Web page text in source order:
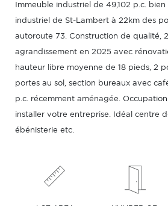
Immeuble industriel de 49,102 p.c.
industriel de St-Lambert à 22km des
autoroute 73. Construction de qualité,
agrandissement en 2025 avec
hauteur libre moyenne de 18 pieds, 2
portes au sol, section bureaux avec
p.c. récemment aménagée.
installer votre entreprise. Idéal centre
ébénisterie etc.